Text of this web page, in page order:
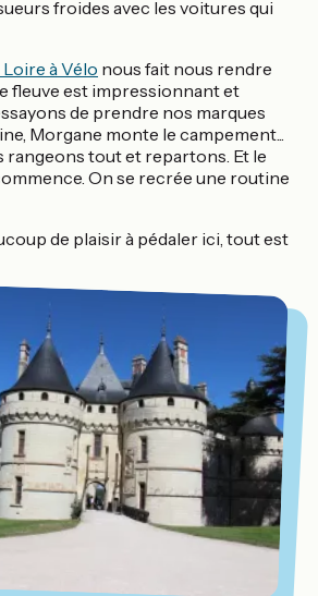
froides avec les voitures qui
Loire à Vélo nous fait nous rendre
fleuve est impressionnant et
de prendre nos marques
Morgane monte le campement...
rangeons tout et repartons. Et le
On se recrée une routine
de plaisir à pédaler ici, tout est